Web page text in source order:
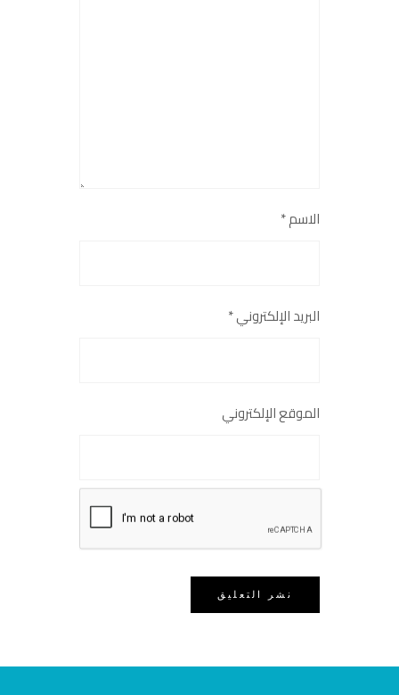
الاسم*
البريد الإلكتروني*
الموقع الإلكتروني
احفظ اسمي وبريدي وموقعي في هذا
المتصفح للمرة القادمة التي أعلّق فيها.